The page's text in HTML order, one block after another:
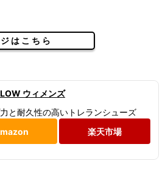
はこちら
ウィメンズ
と耐久性の高いトレランシューズ
楽天市場